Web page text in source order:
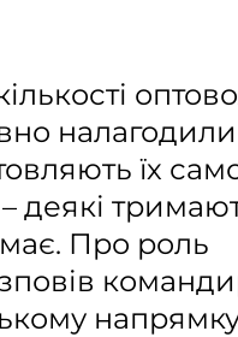
їх
деякі
Про роль